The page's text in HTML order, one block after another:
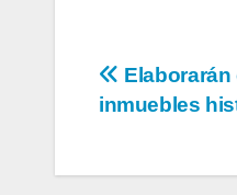
inmuebles